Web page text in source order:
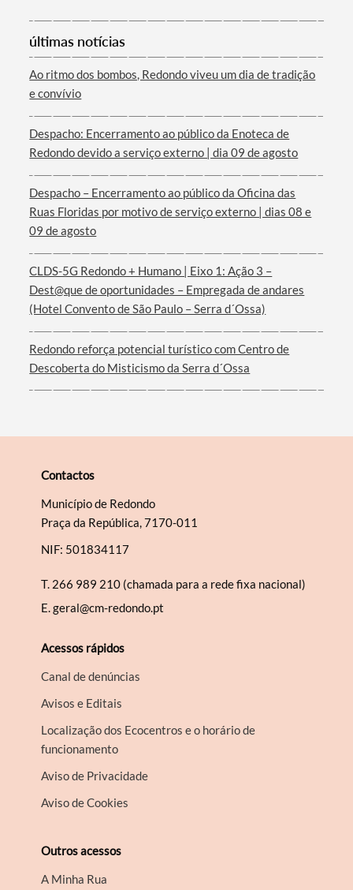
últimas notícias
Ao ritmo dos bombos, Redondo viveu um dia de tradição
e convívio
Despacho: Encerramento ao público da Enoteca de
Redondo devido a serviço externo | dia 09 de agosto
Despacho – Encerramento ao público da Oficina das
Ruas Floridas por motivo de serviço externo | dias 08 e
09 de agosto
CLDS-5G Redondo + Humano | Eixo 1: Ação 3 –
Dest@que de oportunidades – Empregada de andares
(Hotel Convento de São Paulo – Serra d´Ossa)
Redondo reforça potencial turístico com Centro de
Descoberta do Misticismo da Serra d´Ossa
Contactos
Município de Redondo
Praça da República, 7170-011
NIF: 501834117
T. 266 989 210 (chamada para a rede fixa nacional)
E.geral@cm-redondo.pt
Acessos rápidos
Canal de denúncias
Avisos e Editais
Localização dos Ecocentros e o horário de
funcionamento
Aviso de Privacidade
Aviso de Cookies
Outros acessos
A Minha Rua